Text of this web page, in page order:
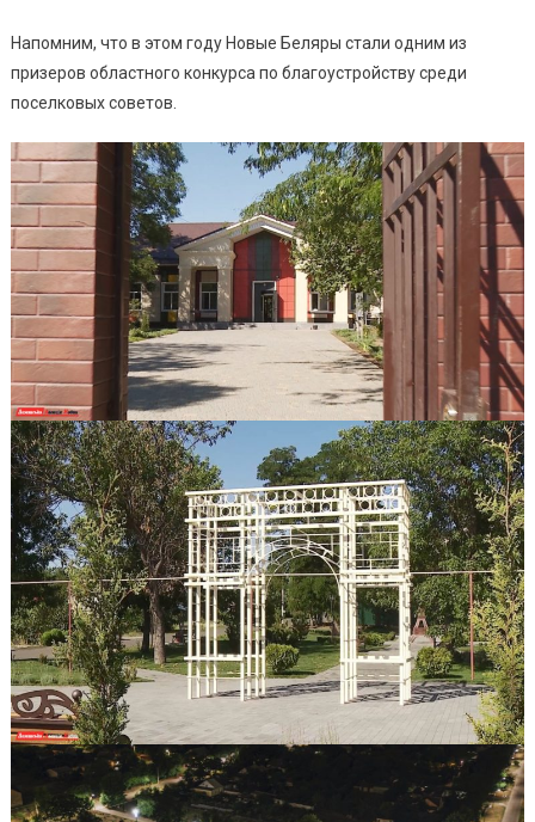
Напомним, что в этом году Новые Беляры стали одним из
призеров областного конкурса по благоустройству среди
поселковых советов.